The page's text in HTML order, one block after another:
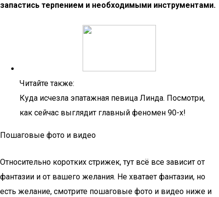
запастись терпением и необходимыми инструментами.
Читайте также:
Куда исчезла эпатажная певица Линда. Посмотри,
как сейчас выглядит главный феномен 90-х!
Пошаговые фото и видео
Относительно коротких стрижек, тут всё все зависит от
фантазии и от вашего желания. Не хватает фантазии, но
есть желание, смотрите пошаговые фото и видео ниже и